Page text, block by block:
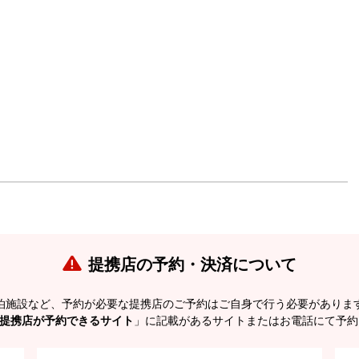
提携店の予約・決済について
施設など、予約が必要な提携店のご予約はご自身で行う必要がありま
携店が予約できるサイト 」に記載があるサイトまたはお電話にて予